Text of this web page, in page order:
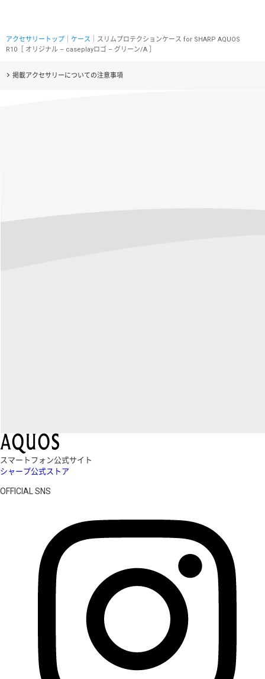
アクセサリートップ ケース ｜スリムプロテクションケース for SHARP AQUOS
R10［ オリジナル – caseplayロゴ – グリーン/A ］
掲載アクセサリーについての注意事項
スマートフォン公式サイト
シャープ公式ストア
OFFICIAL SNS